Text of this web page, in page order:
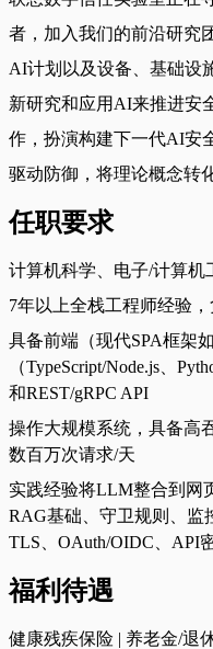
者，加入我们的前沿研究
AI计划以及设备、基础设
新研究和应用AI来推进安
作，扮演构建下一代AI安
驱动防御，将理论概念转
任职要求
计算机科学、电子/计算机
7年以上全栈工程师经验
具备前端（现代SPA框架
（TypeScript/Node.js、
和REST/gRPC API
操作大规模系统，具备高
数百万次请求/天
实践经验将LLM整合到网
RAG基础、守卫规则、监
TLS、OAuth/OIDC、API
福利待遇
健康残疾保险 | 养老金/退